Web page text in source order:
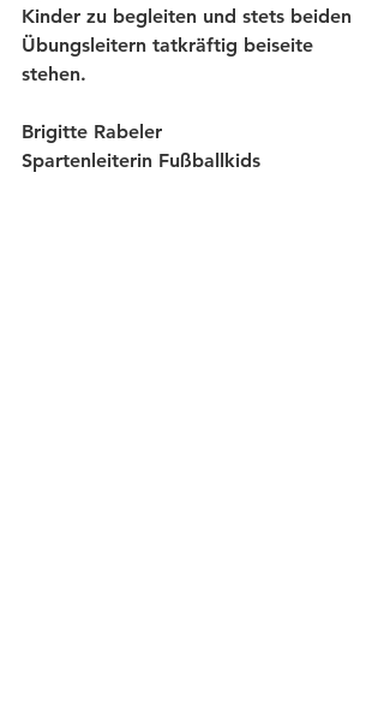
Kinder zu begleiten und stets beiden
Übungsleitern tatkräftig beiseite
stehen.
Brigitte Rabeler
Spartenleiterin Fußballkids